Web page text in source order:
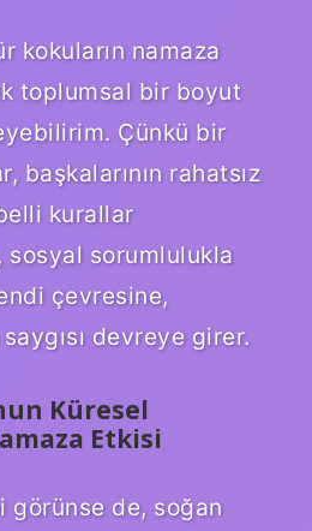
kokuların namaza
toplumsal bir boyut
Çünkü bir
başkalarının rahatsız
kurallar
sosyal sorumlulukla
çevresine,
devreye girer.
Küresel
Etkisi
görünse de, soğan